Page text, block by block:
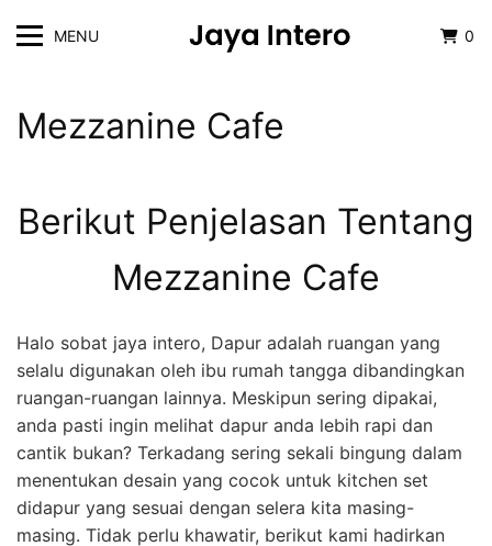
MENU 0
Mezzanine Cafe
Berikut Penjelasan Tentang
Mezzanine Cafe
Halo sobat jaya intero, Dapur adalah ruangan yang
selalu digunakan oleh ibu rumah tangga dibandingkan
ruangan-ruangan lainnya. Meskipun sering dipakai,
anda pasti ingin melihat dapur anda lebih rapi dan
cantik bukan? Terkadang sering sekali bingung dalam
menentukan desain yang cocok untuk kitchen set
didapur yang sesuai dengan selera kita masing-
masing. Tidak perlu khawatir, berikut kami hadirkan